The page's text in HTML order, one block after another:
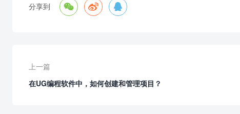
分享到   
上一篇
在UG编程软件中，如何创建和管理项目？